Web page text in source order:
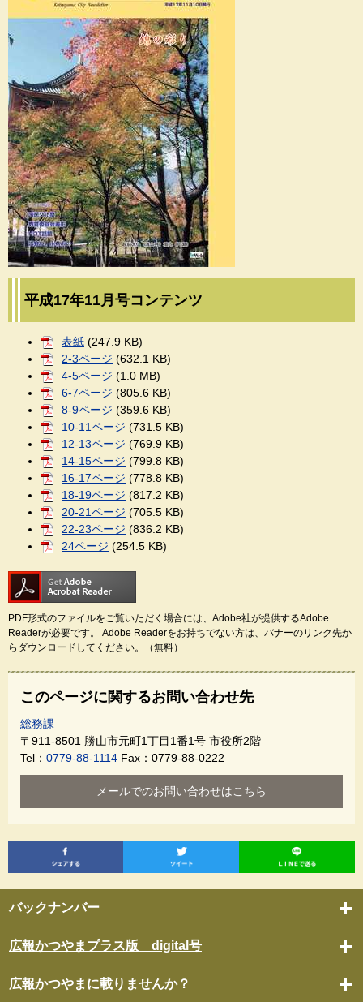
バックナンバー
広報かつやまプラス版 digital号
広報かつやまに載りませんか？
平成17年11月号コンテンツ
表紙 (247.9 KB)
2-3ページ (632.1 KB)
4-5ページ (1.0 MB)
6-7ページ (805.6 KB)
8-9ページ (359.6 KB)
10-11ページ (731.5 KB)
12-13ページ (769.9 KB)
14-15ページ (799.8 KB)
16-17ページ (778.8 KB)
18-19ページ (817.2 KB)
20-21ページ (705.5 KB)
22-23ページ (836.2 KB)
24ページ (254.5 KB)
PDF形式のファイルをご覧いただく場合には、Adobe社が提供するAdobe
Readerが必要です。
Adobe Readerをお持ちでない方は、バナーのリンク先か
らダウンロードしてください。（無料）
このページに関するお問い合わせ先
総務課
〒911-8501 勝山市元町1丁目1番1号 市役所2階
Tel： 0779-88-1114 Fax：0779-88-0222
メールでのお問い合わせはこちら